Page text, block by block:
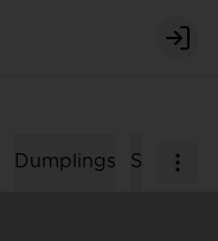
Dumplings Sopas